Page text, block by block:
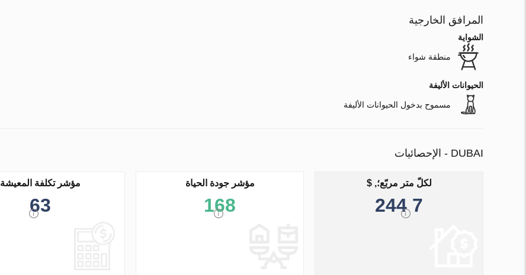
المرافق الخارجية
الشواية
منطقة شواء
الحيوانات الأليفة
مسموح بدخول الحيوانات الأليفة
DUBAI - الإحصائيات
لكلّ متر مربّع؛, $
7 244
مؤشر جودة الحياة
168
مؤشر تكلفة المعيشة
63